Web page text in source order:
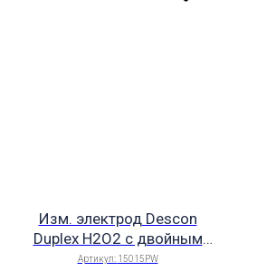
Изм. электрод Descon
Duplex H2O2 c двойным
кольцом ( для изм.
Артикул: 15015PW